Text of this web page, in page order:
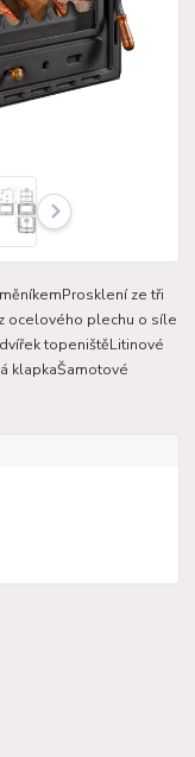
ze tři
ocelového plechu o síle
topeništěLitinové
klapkaŠamotové